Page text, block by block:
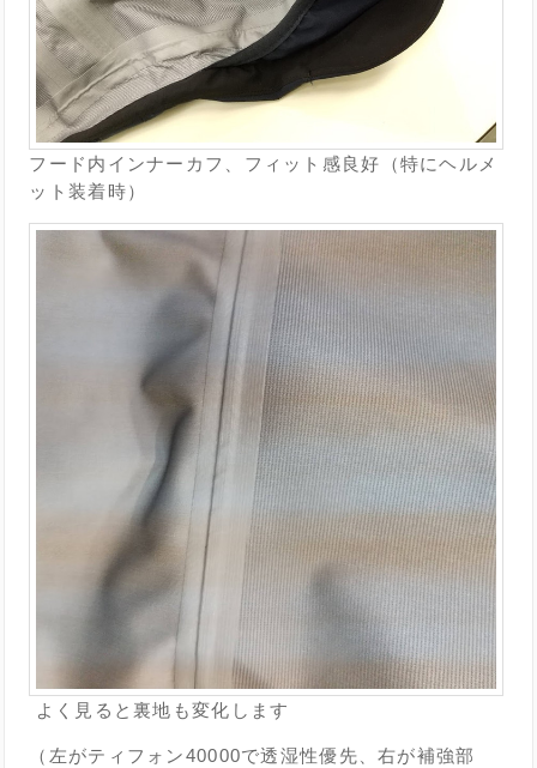
フード内インナーカフ、フィット感良好（特にヘルメ
ット装着時）
よく見ると裏地も変化します
（左がティフォン40000で透湿性優先、右が補強部